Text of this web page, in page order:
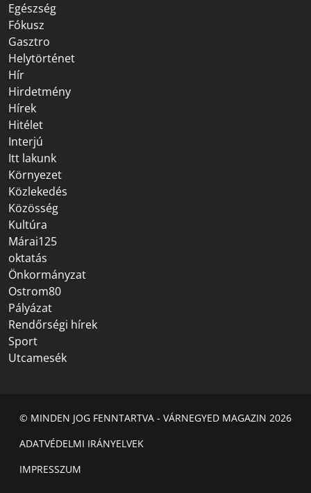
Egészség
Fókusz
Gasztro
Helytörténet
Hír
Hirdetmény
Hírek
Hitélet
Interjú
Itt lakunk
Környezet
Közlekedés
Közösség
Kultúra
Márai125
oktatás
Önkormányzat
Ostrom80
Pályázat
Rendőrségi hírek
Sport
Utcamesék
© MINDEN JOG FENNTARTVA - VÁRNEGYED MAGAZIN 2026
ADATVÉDELMI IRÁNYELVEK
IMPRESSZUM